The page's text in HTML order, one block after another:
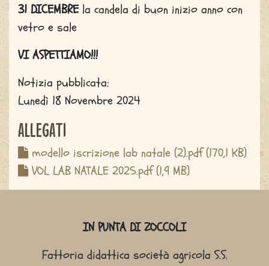
31 DICEMBRE la candela di buon inizio anno con
vetro e sale
VI ASPETTIAMO!!!
Notizia pubblicata:
Lunedì 18 Novembre 2024
Allegati
modello iscrizione lab natale (2).pdf(170,1 KB)
VOL LAB NATALE 2025.pdf(1,9 MB)
IN PUNTA DI ZOCCOLI
Fattoria didattica società agricola S.S.